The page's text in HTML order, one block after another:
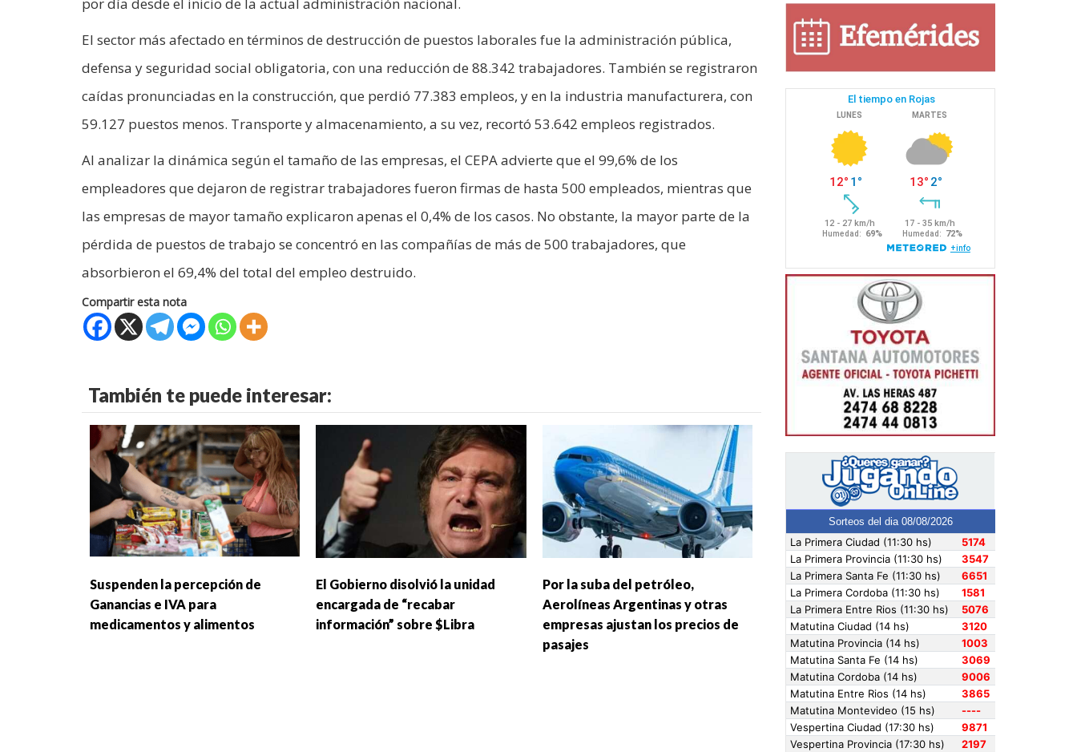
El sector más afectado en términos de destrucción de puestos laborales fue la administración pública,
defensa y seguridad social obligatoria, con una reducción de 88.342 trabajadores. También se registraron
caídas pronunciadas en la construcción, que perdió 77.383 empleos, y en la industria manufacturera, con
59.127 puestos menos. Transporte y almacenamiento, a su vez, recortó 53.642 empleos registrados.
Al analizar la dinámica según el tamaño de las empresas, el CEPA advierte que el 99,6% de los
empleadores que dejaron de registrar trabajadores fueron firmas de hasta 500 empleados, mientras que
las empresas de mayor tamaño explicaron apenas el 0,4% de los casos. No obstante, la mayor parte de la
pérdida de puestos de trabajo se concentró en las compañías de más de 500 trabajadores, que
absorbieron el 69,4% del total del empleo destruido.
Compartir esta nota
También te puede interesar:
Suspenden la percepción de
Ganancias e IVA para
medicamentos y alimentos
El Gobierno disolvió la unidad
encargada de “recabar
información” sobre $Libra
Por la suba del petróleo,
Aerolíneas Argentinas y otras
empresas ajustan los precios de
pasajes